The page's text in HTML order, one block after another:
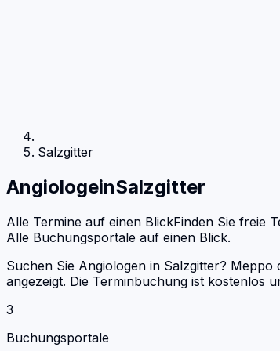
Salzgitter
AngiologeinSalzgitter
Alle Termine auf einen BlickFinden Sie freie
Alle Buchungsportale auf einen Blick.
Suchen Sie Angiologen in Salzgitter?
angezeigt. Die Terminbuchung ist kostenlos
3
Buchungsportale